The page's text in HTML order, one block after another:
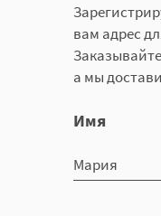
вам адрес
а мы
Имя